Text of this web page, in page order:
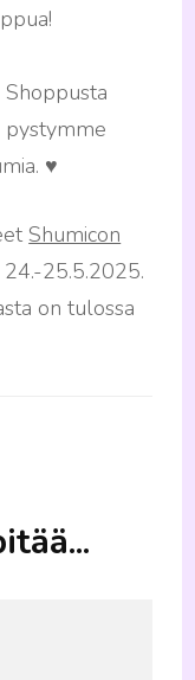
pystymme
♥
Shumicon
25.5.2025.
on tulossa